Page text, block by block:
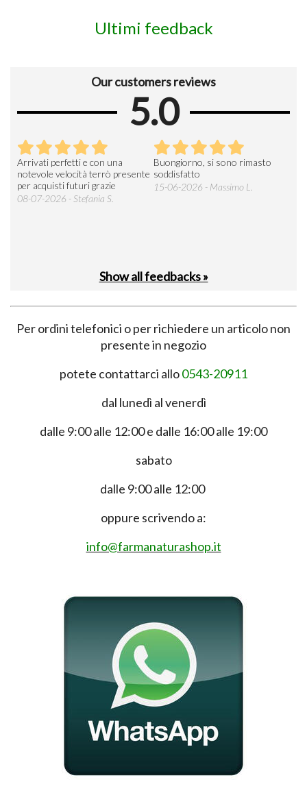
Ultimi feedback
Our customers reviews
5.0
Arrivati perfetti e con una
notevole velocità terrò presente
per acquisti futuri grazie
08-07-2026 - Stefania S.
Buongiorno, si sono rimasto
soddisfatto
15-06-2026 - Massimo L.
Show all feedbacks »
Per ordini telefonici o per richiedere un articolo non
presente in negozio
potete contattarci allo0543-20911
dal lunedì al venerdì
dalle 9:00 alle 12:00 e dalle 16:00 alle 19:00
sabato
dalle 9:00 alle 12:00
oppure scrivendo a:
info@farmanaturashop.it